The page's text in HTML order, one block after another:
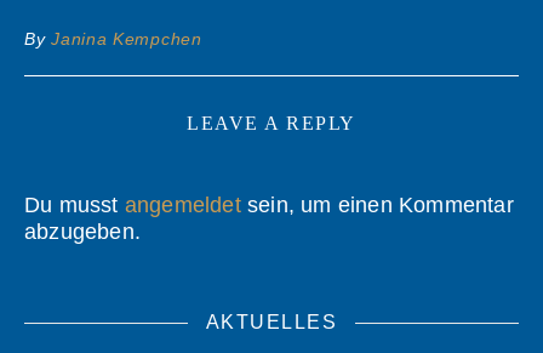
ByJanina Kempchen
LEAVE A REPLY
Du musst angemeldetsein, um einen Kommentar
abzugeben.
AKTUELLES